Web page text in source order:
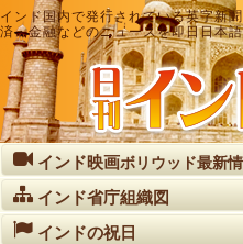
インド国内で発行されている英字新
済・金融などのニュースを即日日本
インド映画ボリウッド最新
インド省庁組織図
インドの祝日